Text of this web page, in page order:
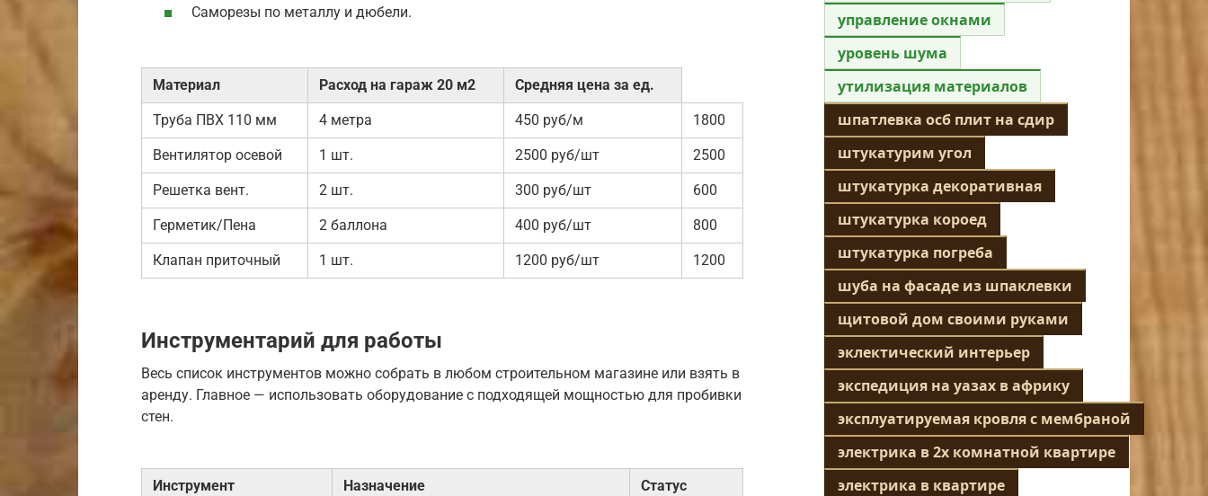
Саморезы по металлу и дюбели.
Материал Расход на гараж 20 м2 Средняя цена за ед.
Труба ПВХ 110 мм 4 метра 450 руб/м 1800
Вентилятор осевой 1 шт. 2500 руб/шт 2500
Решетка вент. 2 шт. 300 руб/шт 600
Герметик/Пена 2 баллона 400 руб/шт 800
Клапан приточный 1 шт. 1200 руб/шт 1200
Инструментарий для работы
Весь список инструментов можно собрать в любом строительном магазине или взять в
аренду. Главное — использовать оборудование с подходящей мощностью для пробивки
стен.
Инструмент Назначение Статус
управление окнами
уровень шума
утилизация материалов
шпатлевка осб плит на сдир
штукатурим угол
штукатурка декоративная
штукатурка короед
штукатурка погреба
шуба на фасаде из шпаклевки
щитовой дом своими руками
эклектический интерьер
экспедиция на уазах в африку
эксплуатируемая кровля с мембраной
электрика в 2х комнатной квартире
электрика в квартире